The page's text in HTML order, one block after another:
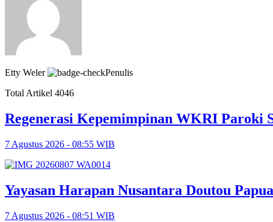
Etty Weler
Penulis
Total Artikel 4046
Regenerasi Kepemimpinan WKRI Paroki
7 Agustus 2026 - 08:55 WIB
Yayasan Harapan Nusantara Doutou
7 Agustus 2026 - 08:51 WIB